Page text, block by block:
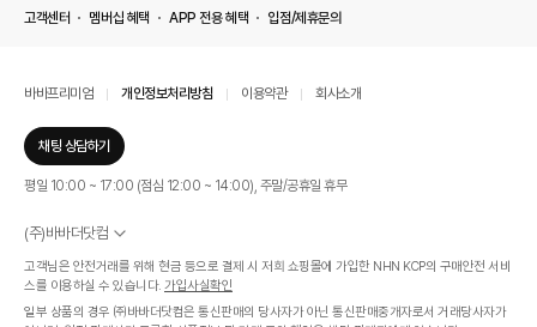
고객센터 멤버십 혜택 APP 전용 혜택 입점/제휴문의
바바프리미엄 개인정보처리방침 이용약관 회사소개
채팅 상담하기
평일 10:00 ~ 17:00 (점심 12:00 ~ 14:00), 주말/공휴일 휴무
(주)바바더닷컴
서울특별시 서초구 신반포로 339, 논현빌딩 (대표이사 : 문인식)
사업자 등록번호 569-86-01308
통신판매업신고번호 제 2019 - 서울 서초 - 1268호
고객님은 안전거래를 위해 현금 등으로 결제 시 저희 쇼핑몰에 가입한 NHN KCP의 구매안전 서비
스를 이용하실 수 있습니다. 가입사실확인
일부 상품의 경우 ㈜바바더닷컴은 통신판매의 당사자가 아닌 통신판매중개자로서 거래당사자가